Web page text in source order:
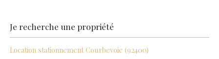
Je recherche une propriété
Location stationnement Courbevoie (92400)